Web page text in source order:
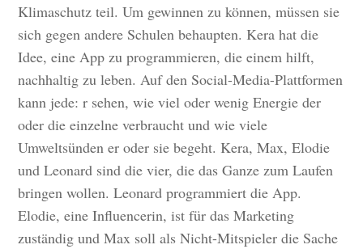
Klimaschutz teil. Um gewinnen zu können, müssen sie
sich gegen andere Schulen behaupten. Kera hat die
Idee, eine App zu programmieren, die einem hilft,
nachhaltig zu leben. Auf den Social-Media-Plattformen
kann jede: r sehen, wie viel oder wenig Energie der
oder die einzelne verbraucht und wie viele
Umweltsünden er oder sie begeht. Kera, Max, Elodie
und Leonard sind die vier, die das Ganze zum Laufen
bringen wollen. Leonard programmiert die App.
Elodie, eine Influencerin, ist für das Marketing
zuständig und Max soll als Nicht-Mitspieler die Sache